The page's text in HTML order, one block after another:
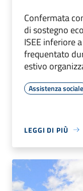
Confermata
di sostegno
ISEE inferiore
frequentato
estivo
Assistenza sociale
LEGGI DI PIÙ